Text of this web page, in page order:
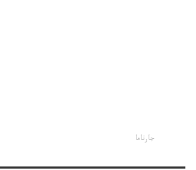
جارناما